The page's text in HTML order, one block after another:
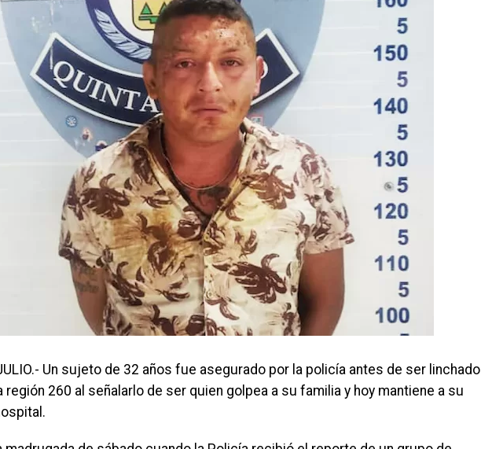
Un sujeto de 32 años fue asegurado por la policía antes de ser linchado
región 260 al señalarlo de ser quien golpea a su familia y hoy mantiene a su